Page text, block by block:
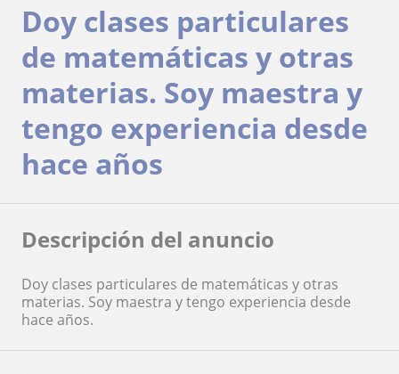
Doy clases particulares
de matemáticas y otras
materias. Soy maestra y
tengo experiencia desde
hace años
Descripción del anuncio
Doy clases particulares de matemáticas y otras
materias. Soy maestra y tengo experiencia desde
hace años.